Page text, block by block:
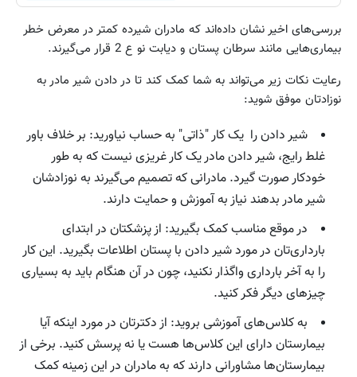
بررسی‌های اخیر نشان داده‌اند که مادران شیرده کمتر در معرض خطر
بیماری‌هایی مانند سرطان پستان و دیابت نو ع 2 قرار می‌گیرند.
رعایت نکات زیر می‌تواند به شما کمک کند تا در دادن شیر مادر به
نوزادتان موفق شوید:
شیر دادن را یک کار "ذاتی" به حساب نیاورید: بر خلاف باور
غلط رایج، شیر دادن مادر یک کار غریزی نیست که به طور
خودکار صورت گیرد. مادرانی که تصمیم می‌گیرند به نوزادشان
شیر مادر بدهند نیاز به آموزش و حمایت دارند.
در موقع مناسب کمک بگیرید: از پزشکتان در ابتدای
بارداری‌تان در مورد شیر دادن با پستان اطلاعات بگیرید. این کار
را به آخر بارداری واگذار نکنید، چون در آن هنگام باید به بسیاری
چیزهای دیگر فکر کنید.
به کلاس‌های آموزشی بروید: از دکترتان در مورد اینکه آیا
بیمارستان دارای این کلاس‌ها هست یا نه پرسش کنید. برخی از
بیمارستان‌ها مشاورانی دارند که به مادران در این زمینه کمک